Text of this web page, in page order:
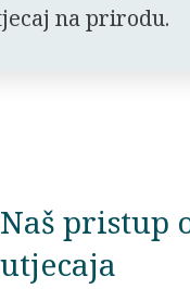
na prirodu.
Naš pristup
utjecaja